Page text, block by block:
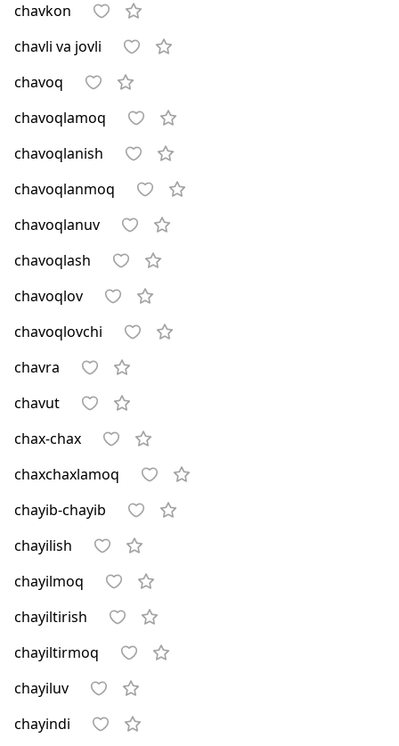
chavkon
chavli va jovli
chavoq
chavoqlamoq
chavoqlanish
chavoqlanmoq
chavoqlanuv
chavoqlash
chavoqlov
chavoqlovchi
chavra
chavut
chax-chax
chaxchaxlamoq
chayib-chayib
chayilish
chayilmoq
chayiltirish
chayiltirmoq
chayiluv
chayindi